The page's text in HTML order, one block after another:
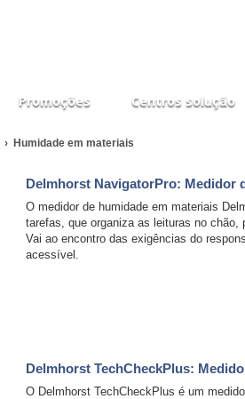
Promoções Centros solução
› Humidade em materiais
Delmhorst NavigatorPro: Medidor
O medidor de humidade em materiais
tarefas, que organiza as leituras no
Vai ao encontro das exigências do
acessível.
Delmhorst TechCheckPlus:
O Delmhorst TechCheckPlus é um